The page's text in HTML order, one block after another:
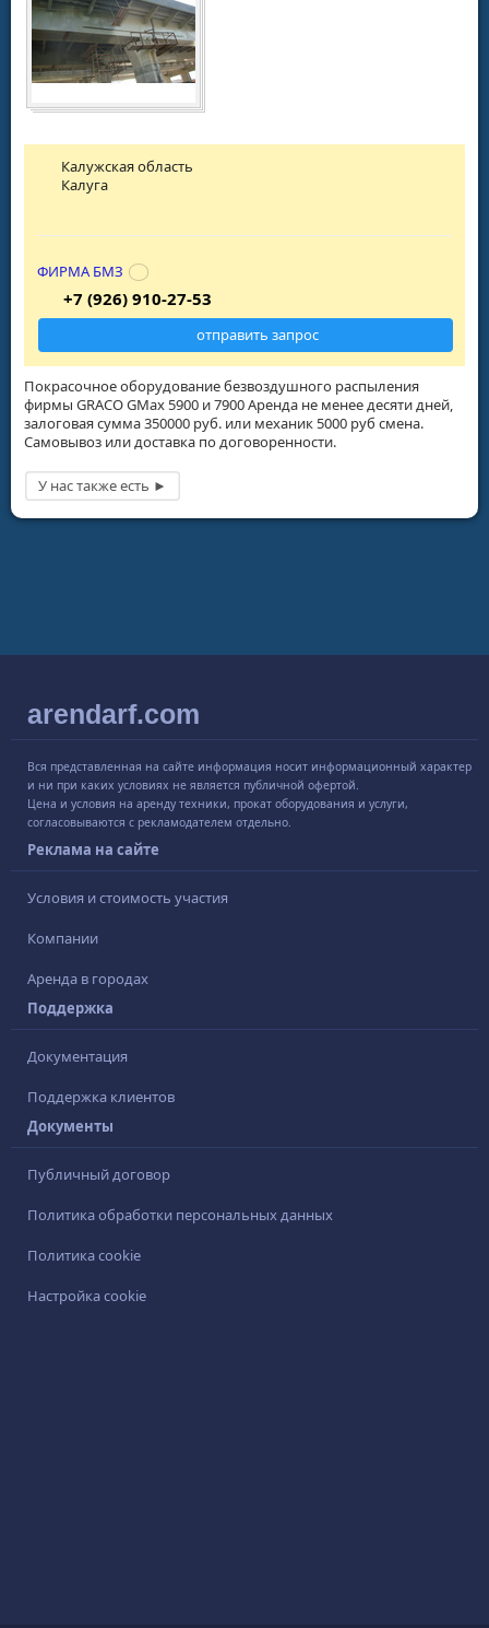
Покрасочное оборудование безвоздушного распыления
фирмы GRACO GMax 5900 и 7900 Аренда не менее десяти дней,
залоговая сумма 350000 руб. или механик 5000 руб смена.
Самовывоз или доставка по договоренности.
Калужская область
Калуга
ФИРМА БМЗ
+7 (926) 910-27-53
отправить запрос
arendarf.com
Вся представленная на сайте информация носит информационный характер
и ни при каких условиях не является публичной офертой.
Цена и условия на аренду техники, прокат оборудования и услуги,
согласовываются с рекламодателем отдельно.
Реклама на сайте
Условия и стоимость участия
Компании
Аренда в городах
Поддержка
Документация
Поддержка клиентов
Документы
Публичный договор
Политика обработки персональных данных
Политика cookie
Настройка cookie